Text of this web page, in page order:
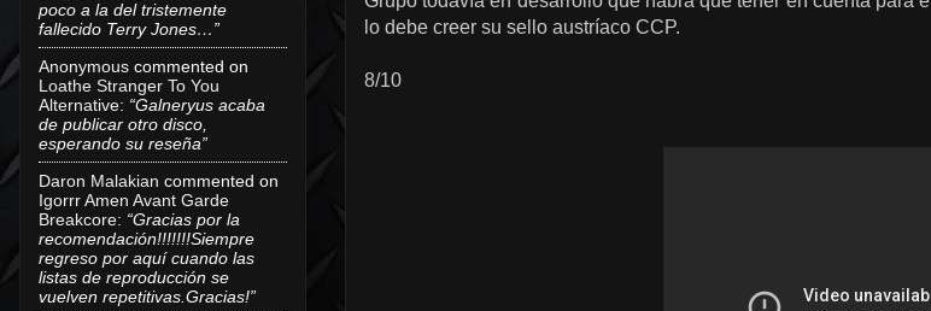
lo debe creer su sello austríaco CCP.
8/10
poco a la del tristemente
fallecido Terry Jones…”
Anonymous commented on
Loathe Stranger To You
Alternative: “Galneryus acaba
de publicar otro disco,
esperando su reseña”
Daron Malakian commented on
Igorrr Amen Avant Garde
Breakcore: “Gracias por la
recomendación!!!!!!!Siempre
regreso por aquí cuando las
listas de reproducción se
vuelven repetitivas.Gracias!”